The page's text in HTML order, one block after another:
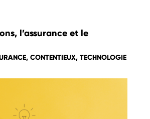
l’assurance et le
, CONTENTIEUX, TECHNOLOGIE